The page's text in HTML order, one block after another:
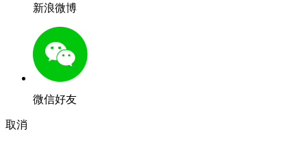
新浪微博
微信好友
取消